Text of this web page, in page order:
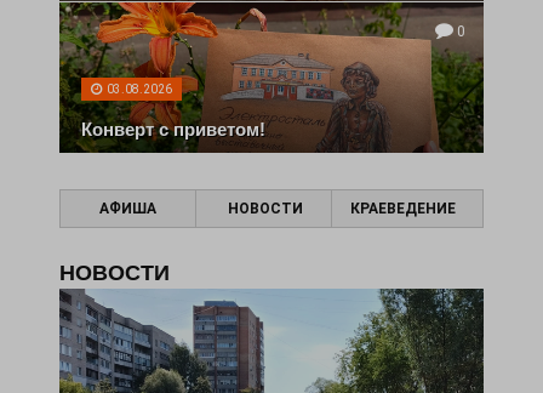
0
03.08.2026
Конверт с приветом!
АФИША НОВОСТИ КРАЕВЕДЕНИЕ
НОВОСТИ